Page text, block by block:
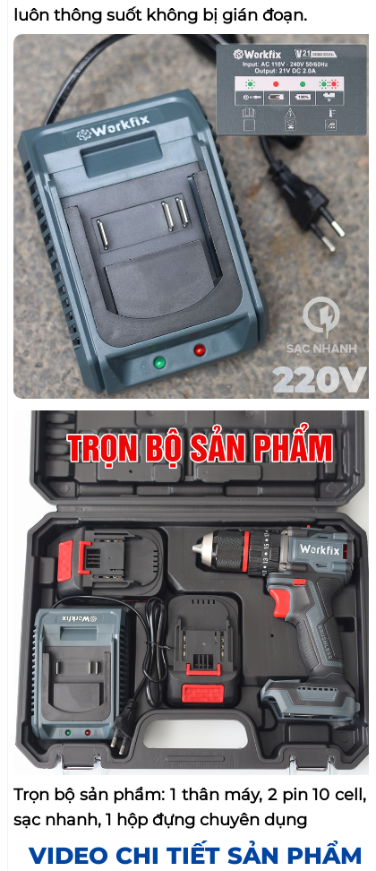
VIDEO CHI TIẾT SẢN PHẨM
luôn thông suốt không bị gián đoạn.
Trọn bộ sản phẩm: 1 thân máy, 2 pin 10 cell, 1
sạc nhanh, 1 hộp đựng chuyên dụng